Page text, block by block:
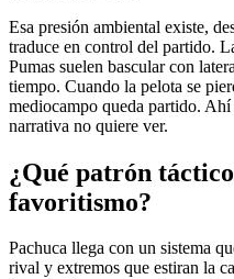
Esa presión ambiental existe,
traduce en control del partido.
Pumas suelen bascular con
tiempo. Cuando la pelota se
mediocampo queda partido.
narrativa no quiere ver.
¿Qué patrón
favoritismo?
Pachuca llega con un sistema
rival y extremos que estiran la